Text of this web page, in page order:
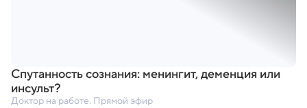
Спутанность сознания: менингит,деменция или
инсульт?
Доктор на работе. Прямой эфир